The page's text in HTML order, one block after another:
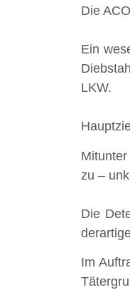
Die
Ein
LKW.
zu –
Die
Im